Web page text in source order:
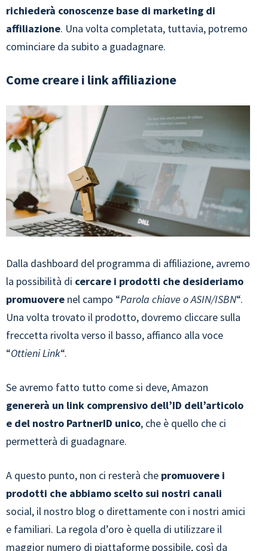
richiederà conoscenze base di marketing di
affiliazione. Una volta completata, tuttavia, potremo
cominciare da subito a guadagnare.
Come creare i link affiliazione
Dalla dashboard del programma di affiliazione, avremo
la possibilità di cercare i prodotti che desideriamo
promuovere nel campo “Parola chiave o ASIN/ISBN“.
Una volta trovato il prodotto, dovremo cliccare sulla
freccetta rivolta verso il basso, affianco alla voce
“Ottieni Link“.
Se avremo fatto tutto come si deve, Amazon
genererà un link comprensivo dell’ID dell’articolo
e del nostro PartnerID unico, che è quello che ci
permetterà di guadagnare.
A questo punto, non ci resterà che promuovere i
prodotti che abbiamo scelto sui nostri canali
social, il nostro blog o direttamente con i nostri amici
e familiari. La regola d’oro è quella di utilizzare il
maggior numero di piattaforme possibile, così da